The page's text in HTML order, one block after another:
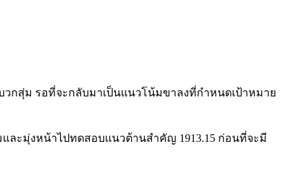
กสุ่ม รอที่จะกลับมาเป็นแนวโน้มขาลงที่กำหนดเป้าหมาย
และมุ่งหน้าไปทดสอบแนวต้านสำคัญ 1913.15 ก่อนที่จะมี